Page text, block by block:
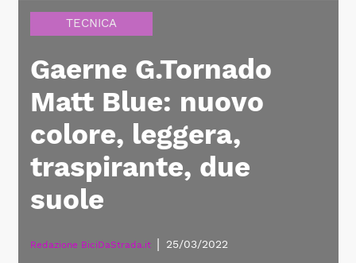
TECNICA
Gaerne G.Tornado
Matt Blue: nuovo
colore, leggera,
traspirante, due
suole
Redazione BiciDaStrada.it 25/03/2022